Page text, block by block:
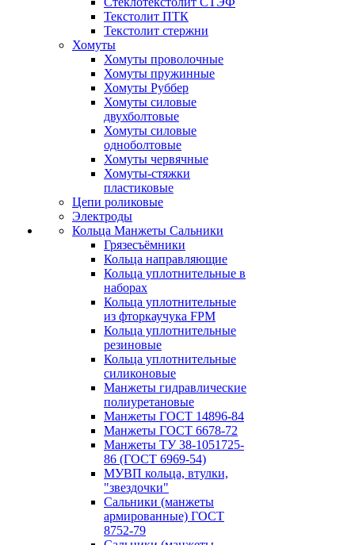
Текстолит ПТК
Текстолит стержни
Хомуты
Хомуты проволочные
Хомуты пружинные
Хомуты Руббер
Хомуты силовые
двухболтовые
Хомуты силовые
одноболтовые
Хомуты червячные
Хомуты-стяжки
пластиковые
Цепи роликовые
Электроды
Кольца Манжеты Сальники
Грязесъёмники
Кольца направляющие
Кольца уплотнительные в
наборах
Кольца уплотнительные
из фторкаучука FPM
Кольца уплотнительные
резиновые
Кольца уплотнительные
силиконовые
Манжеты гидравлические
полиуретановые
Манжеты ГОСТ 14896-84
Манжеты ГОСТ 6678-72
Манжеты ТУ 38-1051725-
86 (ГОСТ 6969-54)
МУВП кольца, втулки,
"звездочки"
Сальники (манжеты
армированные) ГОСТ
8752-79